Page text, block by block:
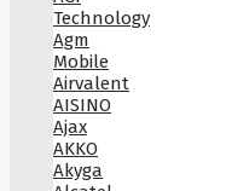
Technology
Agm
Mobile
Airvalent
AISINO
Ajax
AKKO
Akyga